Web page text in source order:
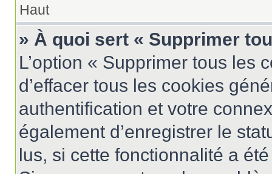
Haut
» À quoi sert « Supprimer
L’option « Supprimer tous les
d’effacer tous les cookies
authentification et votre
également d’enregistrer le
lus, si cette fonctionnalité a